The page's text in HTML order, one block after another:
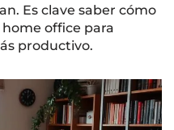
Es clave saber cómo
office para
productivo.